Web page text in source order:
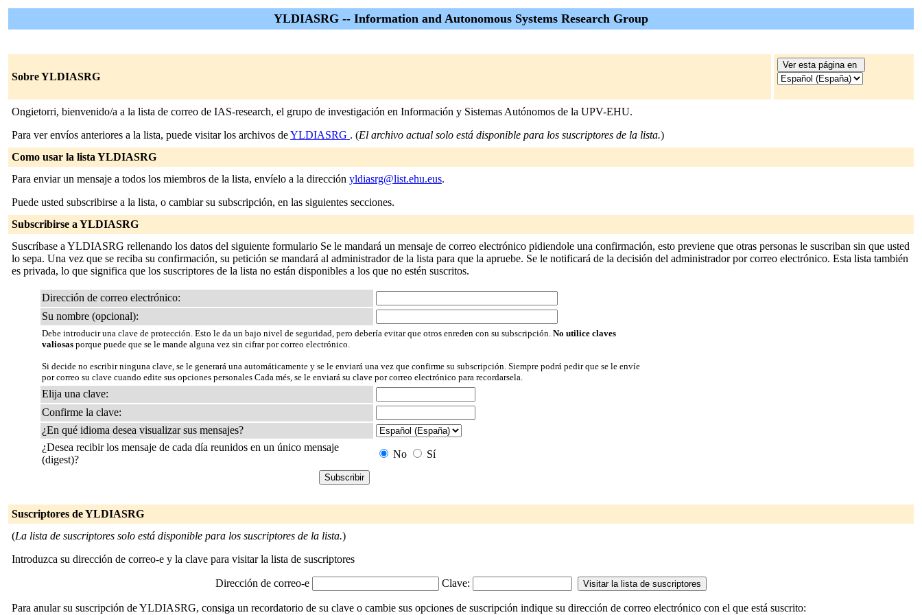
YLDIASRG -- Information and Autonomous Systems Research Group
Sobre YLDIASRG
Ongietorri, bienvenido/a a la lista de correo de IAS-research, el grupo de investigación en Información y Sistemas Autónomos de la UPV-EHU.
Para ver envíos anteriores a la lista, puede visitar los archivos deYLDIASRG . (El archivo actual solo está disponible para los suscriptores de la lista.)
Como usar la lista YLDIASRG
Para enviar un mensaje a todos los miembros de la lista, envíelo a la dirección yldiasrg@list.ehu.eus.
Puede usted subscribirse a la lista, o cambiar su subscripción, en las siguientes secciones.
Subscribirse a YLDIASRG
Suscríbase a YLDIASRG rellenando los datos del siguiente formulario Se le mandará un mensaje de correo electrónico pidiendole una confirmación, esto previene que otras personas le suscriban sin que usted
lo sepa. Una vez que se reciba su confirmación, su petición se mandará al administrador de la lista para que la apruebe. Se le notificará de la decisión del administrador por correo electrónico. Esta lista también
es privada, lo que significa que los suscriptores de la lista no están disponibles a los que no estén suscritos.
Dirección de correo electrónico:
Su nombre (opcional):
Debe introducir una clave de protección. Esto le da un bajo nivel de seguridad, pero debería evitar que otros enreden con su subscripción. No utilice claves
valiosas porque puede que se le mande alguna vez sin cifrar por correo electrónico.
Si decide no escribir ninguna clave, se le generará una automáticamente y se le enviará una vez que confirme su subscripción. Siempre podrá pedir que se le envíe
por correo su clave cuando edite sus opciones personales Cada més, se le enviará su clave por correo electrónico para recordarsela.
Elija una clave:
Confirme la clave:
¿En qué idioma desea visualizar sus mensajes?
¿Desea recibir los mensaje de cada día reunidos en un único mensaje
(digest)?
No Sí
Suscriptores de YLDIASRG
(La lista de suscriptores solo está disponible para los suscriptores de la lista.)
Introduzca su dirección de correo-e y la clave para visitar la lista de suscriptores
Dirección de correo-e Clave:
Para anular su suscripción de YLDIASRG, consiga un recordatorio de su clave o cambie sus opciones de suscripción indique su dirección de correo electrónico con el que está suscrito: